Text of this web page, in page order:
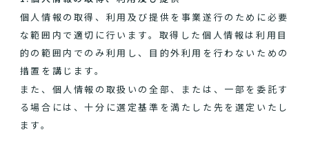
個人情報の取得、利用及び提供を事業遂行のために必要
な範囲内で適切に行います。取得した個人情報は利用目
的の範囲内でのみ利用し、目的外利用を行わないための
措置を講じます。
また、個人情報の取扱いの全部、または、一部を委託す
る場合には、十分に選定基準を満たした先を選定いたし
ます。